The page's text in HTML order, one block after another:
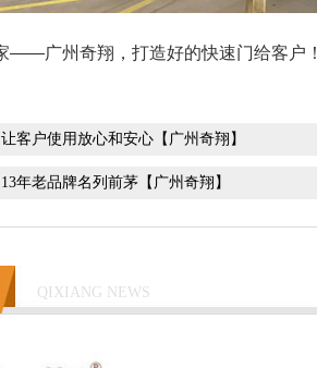
——广州奇翔，打造好的快速门给客户！
客户使用放心和安心【广州奇翔】
年老品牌名列前茅【广州奇翔】
QIXIANG NEWS